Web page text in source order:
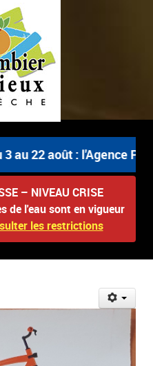
3 au 22 août : l'Agence
– NIVEAU CRISE
de l'eau sont en vigueur
les restrictions